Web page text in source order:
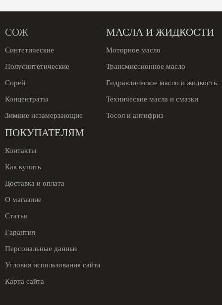
СОЖ
Синтетические
Полусинтетические
Спрей
Концентраты
Зимние незамерзающие
МАСЛА И ЖИДКОСТИ
Моторное масло
Трансмиссионное масло
Гидравлическое масло и жидкость
Технические масла и смазки
Тосол и антифриз
ПОКУПАТЕЛЯМ
Контакты
Как купить
Доставка и оплата
О магазине
Статьи
Гарантия
Персональные данные
Условия использования сайта
Карта сайта